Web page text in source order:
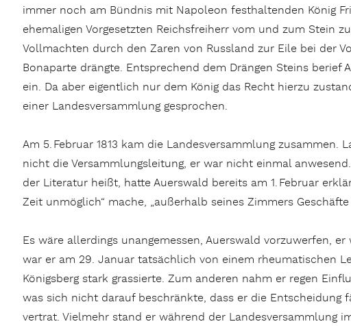
immer noch am Bündnis mit Napoleon festhaltenden König
ehemaligen Vorgesetzten Reichsfreiherr vom und zum Stein
Vollmachten durch den Zaren von Russland zur Eile bei der
Bonaparte drängte. Entsprechend dem Drängen Steins berief
ein. Da aber eigentlich nur dem König das Recht hierzu
einer Landesversammlung gesprochen.
Am 5. Februar 1813 kam die Landesversammlung zusammen.
nicht die Versammlungsleitung, er war nicht einmal
der Literatur heißt, hatte Auerswald bereits am 1. Februar
Zeit unmöglich“ mache, „außerhalb seines Zimmers Geschäfte
Es wäre allerdings unangemessen, Auerswald vorzuwerfen,
war er am 29. Januar tatsächlich von einem rheumatischen
Königsberg stark grassierte. Zum anderen nahm er regen
was sich nicht darauf beschränkte, dass er die Entscheidung
vertrat. Vielmehr stand er während der Landesversammlung